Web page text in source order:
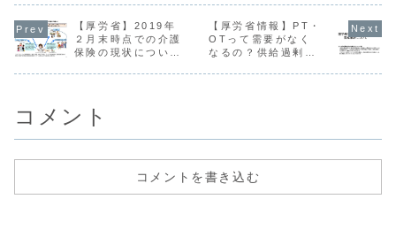
期間を決めて卒業
ってはいません。【厚労省】2019年
２月末時点での介護
保険の現状について
【厚労省情報】PT・
OTって需要がなく
なるの？供給過剰な
コメント
コメントを書き込む